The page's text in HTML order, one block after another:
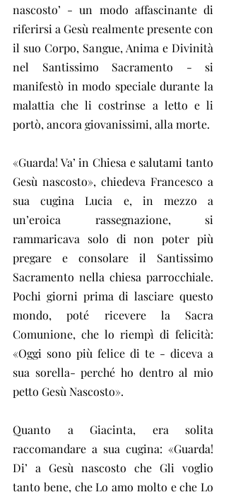
nascosto’ - un modo affascinante di
riferirsi a Gesù realmente presente con
il suo Corpo, Sangue, Anima e Divinità
nel Santissimo Sacramento - si
manifestò in modo speciale durante la
malattia che li costrinse a letto e li
portò, ancora giovanissimi, alla morte.
«Guarda! Va’ in Chiesa e salutami tanto
Gesù nascosto», chiedeva Francesco a
sua cugina Lucia e, in mezzo a
un’eroica rassegnazione, si
rammaricava solo di non poter più
pregare e consolare il Santissimo
Sacramento nella chiesa parrocchiale.
Pochi giorni prima di lasciare questo
mondo, poté ricevere la Sacra
Comunione, che lo riempì di felicità:
«Oggi sono più felice di te - diceva a
sua sorella- perché ho dentro al mio
petto Gesù Nascosto».
Quanto a Giacinta, era solita
raccomandare a sua cugina: «Guarda!
Di’ a Gesù nascosto che Gli voglio
tanto bene, che Lo amo molto e che Lo